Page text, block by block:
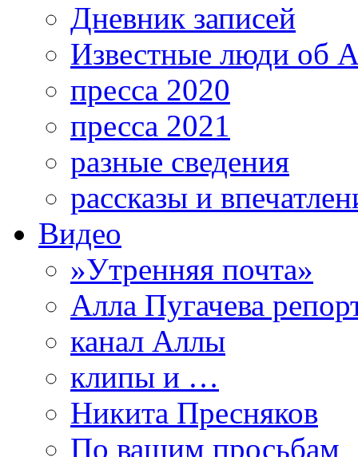
Дневник записей
Известные люди об
пресса 2020
пресса 2021
разные сведения
рассказы и
Видео
»Утренняя почта»
Алла Пугачева
канал Аллы
клипы и …
Никита Пресняков
По вашим просьбам